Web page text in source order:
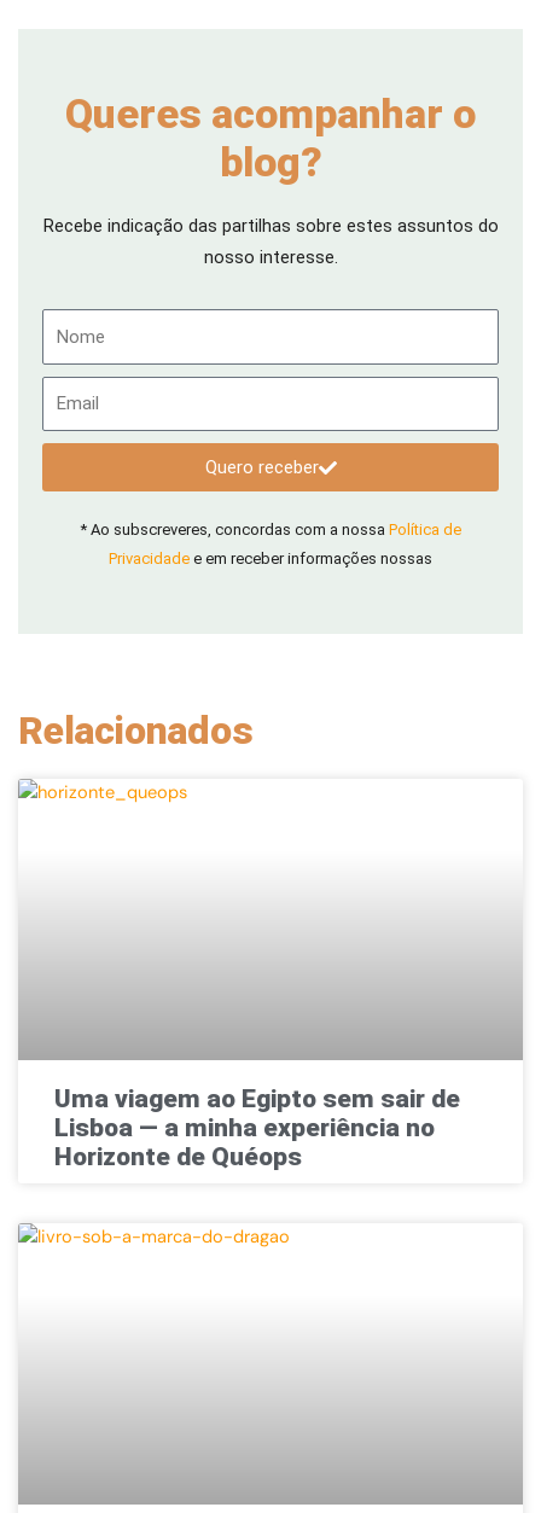
Queres acompanhar o
blog?
Recebe indicação das partilhas sobre estes assuntos do
nosso interesse.
Quero receber
* Ao subscreveres, concordas com a nossa Política de
Privacidade e em receber informações nossas
Relacionados
Uma viagem ao Egipto sem sair de
Lisboa — a minha experiência no
Horizonte de Quéops